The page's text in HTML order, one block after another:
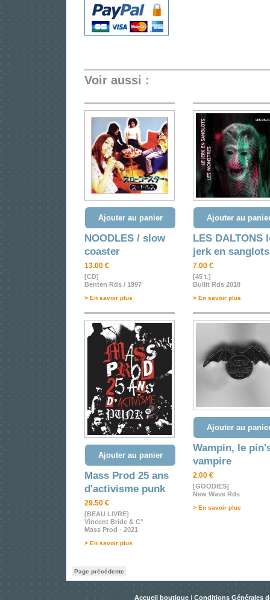
Voir aussi :
Ajouter au panier
NOODLES / slow
coaster
13.00 €
[CD]
Benten Rds / 1997
> En savoir plus
Ajouter au
LES DALTONS
jerk en sanglots
7.00 €
[45 t.]
Bullit Rds 2018
> En savoir plus
Ajouter au panier
Mass Prod 25 ans
d'activisme punk
29.50 €
[BEAU LIVRE]
Vincent Bride & C°
Mass Prod - 2021
> En savoir plus
Ajouter au
Wampin, le
vampire
2.00 €
[GOODIES]
New Wave Rds
> En savoir plus
Page précédente
Accueil boutique | Conditions Générales